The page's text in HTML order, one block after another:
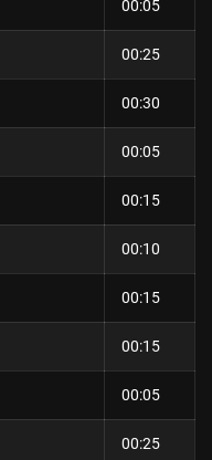
00:05
00:25
00:30
00:05
00:15
00:10
00:15
00:15
00:05
00:25